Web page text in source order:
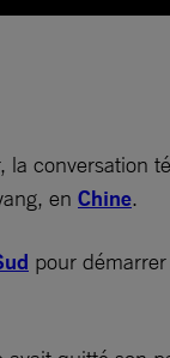
la conversation
en Chine.
pour